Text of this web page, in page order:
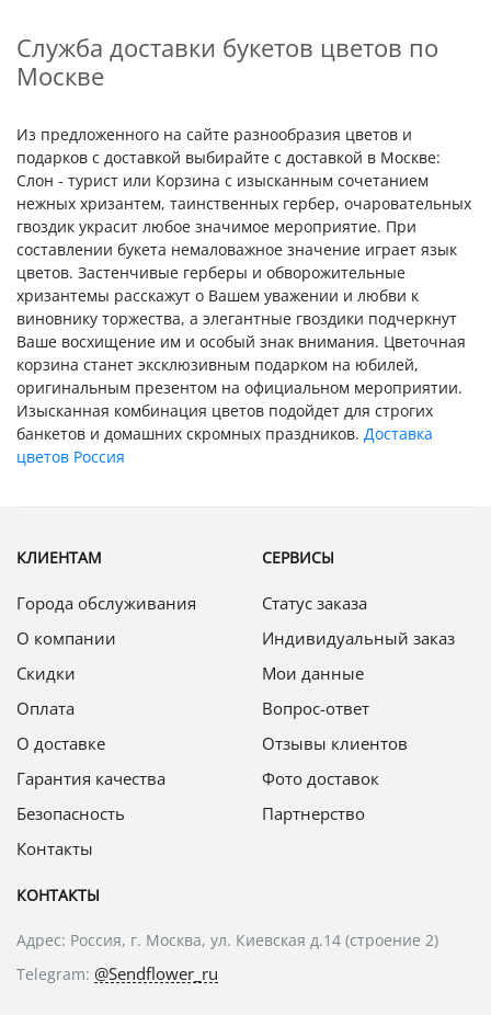
Служба доставки букетов цветов по
Москве
Из предложенного на сайте разнообразия цветов и
подарков с доставкой выбирайте с доставкой в Москве:
Слон - турист или Корзина с изысканным сочетанием
нежных хризантем, таинственных гербер, очаровательных
гвоздик украсит любое значимое мероприятие. При
составлении букета немаловажное значение играет язык
цветов. Застенчивые герберы и обворожительные
хризантемы расскажут о Вашем уважении и любви к
виновнику торжества, а элегантные гвоздики подчеркнут
Ваше восхищение им и особый знак внимания. Цветочная
корзина станет эксклюзивным подарком на юбилей,
оригинальным презентом на официальном мероприятии.
Изысканная комбинация цветов подойдет для строгих
банкетов и домашних скромных праздников. Доставка
цветов Россия
КЛИЕНТАМ
Города обслуживания
О компании
Скидки
Оплата
О доставке
Гарантия качества
Безопасность
Контакты
СЕРВИСЫ
Статус заказа
Индивидуальный заказ
Мои данные
Вопрос-ответ
Отзывы клиентов
Фото доставок
Партнерство
КОНТАКТЫ
Адрес: Россия, г. Москва, ул. Киевская д.14 (строение 2)
Telegram: @Sendflower_ru